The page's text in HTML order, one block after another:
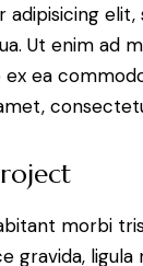
Ut enim ad
ea
morbi
gravida,